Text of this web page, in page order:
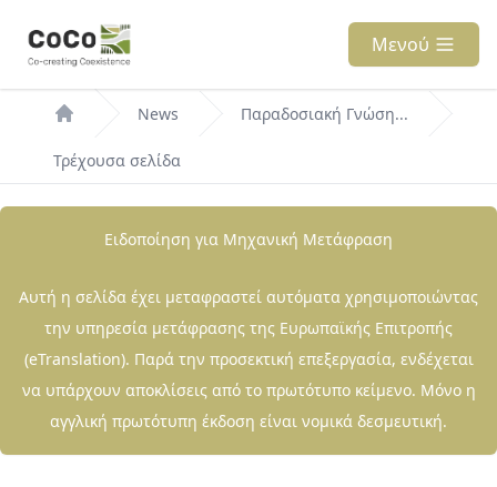
προς
κυρίως
Μενού
Breadcrumb News Παραδοσιακή Γνώση...
Τρέχουσα σελίδα
Ειδοποίηση για Μηχανική Μετάφραση
Αυτή η σελίδα έχει μεταφραστεί αυτόματα χρησιμοποιώντας
την υπηρεσία μετάφρασης της Ευρωπαϊκής Επιτροπής
(eTranslation). Παρά την προσεκτική επεξεργασία, ενδέχεται
να υπάρχουν αποκλίσεις από το πρωτότυπο κείμενο. Μόνο η
αγγλική πρωτότυπη έκδοση είναι νομικά δεσμευτική.